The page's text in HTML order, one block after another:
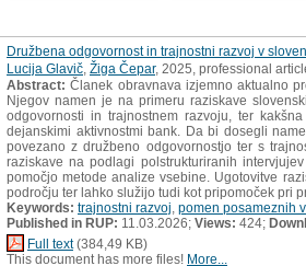
Družbena odgovornost in trajnostni razvoj v
Lucija Glavič Žiga Čepar, 2025, professional
Abstract: Članek obravnava izjemno aktualno
Njegov namen je na primeru raziskave
odgovornosti in trajnostnem razvoju, ter
dejanskimi aktivnostmi bank. Da bi dosegli
povezano z družbeno odgovornostjo ter s
raziskave na podlagi polstrukturiranih
pomočjo metode analize vsebine. Ugotovitve
področju ter lahko služijo tudi kot pripomoček pri
Keywords: trajnostni razvoj pomen posameznih
Published in RUP: 11.03.2026; Views: 424;
Full text(384,49 KB)
This document has more files! More...